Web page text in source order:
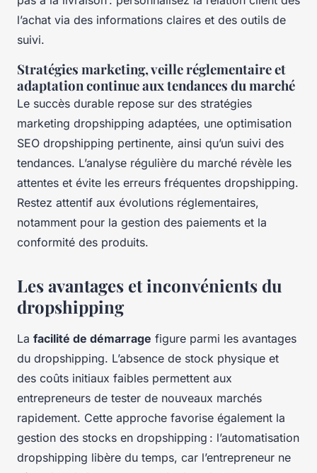
l’achat via des informations claires et des outils de
suivi.
Stratégies marketing, veille réglementaire et
adaptation continue aux tendances du marché
Le succès durable repose sur des stratégies
marketing dropshipping adaptées, une optimisation
SEO dropshipping pertinente, ainsi qu’un suivi des
tendances. L’analyse régulière du marché révèle les
attentes et évite les erreurs fréquentes dropshipping.
Restez attentif aux évolutions réglementaires,
notamment pour la gestion des paiements et la
conformité des produits.
Les avantages et inconvénients du
dropshipping
La facilité de démarrage figure parmi les avantages
du dropshipping. L’absence de stock physique et
des coûts initiaux faibles permettent aux
entrepreneurs de tester de nouveaux marchés
rapidement. Cette approche favorise également la
gestion des stocks en dropshipping : l’automatisation
dropshipping libère du temps, car l’entrepreneur ne